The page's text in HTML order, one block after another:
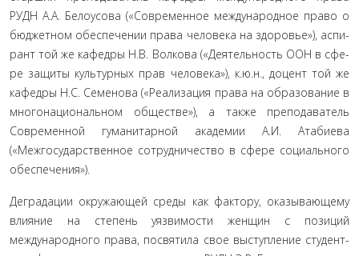
РУДН А.А. Белоусова («Современное международное право о
бюджетном обеспечении права человека на здоровье»), аспи­
рант той же кафедры Н.В. Волкова («Деятельность ООН в сфе­
ре защиты культурных прав человека»), к.ю.н., доцент той же
кафедры Н.С. Семенова («Реализация права на образование в
многонациональном обществе»), а также преподаватель
Совре­менной гуманитарной академии А.И. Атабиева
(«Межгосудар­ственное сотрудничество в сфере социального
обеспечения»).
Деградации окружающей среды как фактору, оказыва­ющему
влияние на степень уязвимости женщин с позиций
международного права, посвятила свое выступление студент­